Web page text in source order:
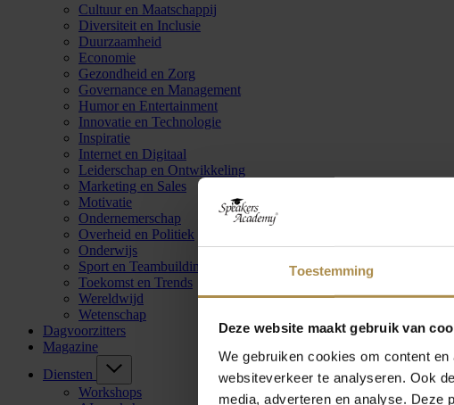
Toestemming
Deze website maakt gebruik van
We gebruiken cookies om content
websiteverkeer te analyseren. Ook
media, adverteren en analyse. Deze
Cultuur en Maatschappij
Diversiteit en Inclusie
Duurzaamheid
Economie
Gezondheid en Zorg
Governance en Management
Humor en Entertainment
Innovatie en Technologie
Inspiratie
Internet en Digitaal
Leiderschap en Ontwikkeling
Marketing en Sales
Motivatie
Ondernemerschap
Overheid en Politiek
Onderwijs
Sport en Teambuilding
Toekomst en Trends
Wereldwijd
Wetenschap
Dagvoorzitters
Magazine
Diensten
Workshops